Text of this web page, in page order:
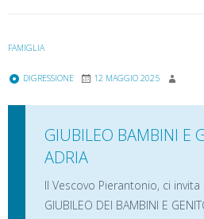
FAMIGLIA
DIGRESSIONE 12 MAGGIO 2025
GIUBILEO BAMBINI E
ADRIA
Il Vescovo Pierantonio, ci
GIUBILEO DEI BAMBINI E